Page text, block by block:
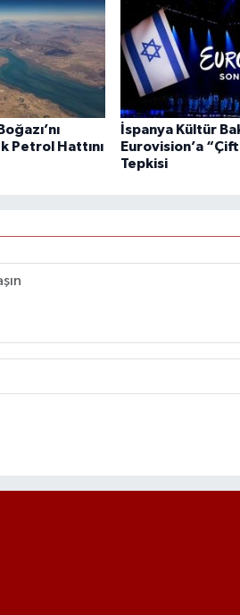
Petrol Hattını
İspanya Kültür
Eurovision’a
Tepkisi